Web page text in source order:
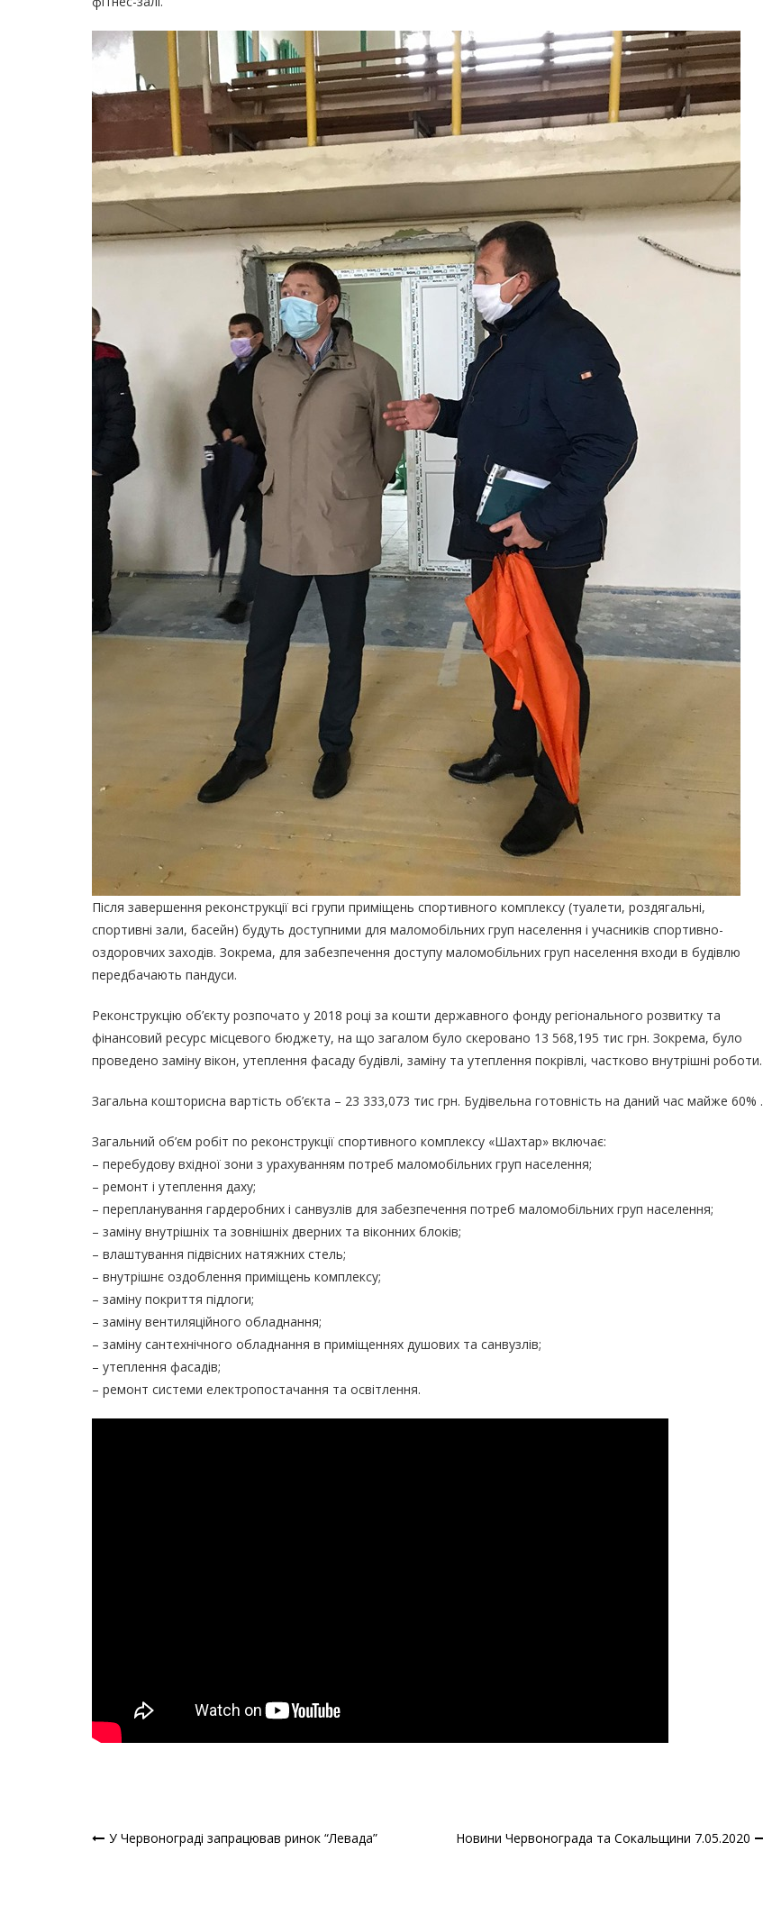
Після завершення реконструкції всі групи приміщень спортивного комплексу (туалети, роздягальні,
спортивні зали, басейн) будуть доступними для маломобільних груп населення і учасників спортивно-
оздоровчих заходів. Зокрема, для забезпечення доступу маломобільних груп населення входи в будівлю
передбачають пандуси.
Реконструкцію об’єкту розпочато у 2018 році за кошти державного фонду регіонального розвитку та
фінансовий ресурс місцевого бюджету, на що загалом було скеровано 13 568,195 тис грн. Зокрема, було
проведено заміну вікон, утеплення фасаду будівлі, заміну та утеплення покрівлі, частково внутрішні роботи.
Загальна кошторисна вартість об’єкта – 23 333,073 тис грн. Будівельна готовність на даний час майже 60% .
Загальний об’єм робіт по реконструкції спортивного комплексу «Шахтар» включає:
– перебудову вхідної зони з урахуванням потреб маломобільних груп населення;
– ремонт і утеплення даху;
– перепланування гардеробних і санвузлів для забезпечення потреб маломобільних груп населення;
– заміну внутрішніх та зовнішніх дверних та віконних блоків;
– влаштування підвісних натяжних стель;
– внутрішнє оздоблення приміщень комплексу;
– заміну покриття підлоги;
– заміну вентиляційного обладнання;
– заміну сантехнічного обладнання в приміщеннях душових та санвузлів;
– утеплення фасадів;
– ремонт системи електропостачання та освітлення.
У Червонограді запрацював ринок “Левада” Новини Червонограда та Сокальщини 7.05.2020